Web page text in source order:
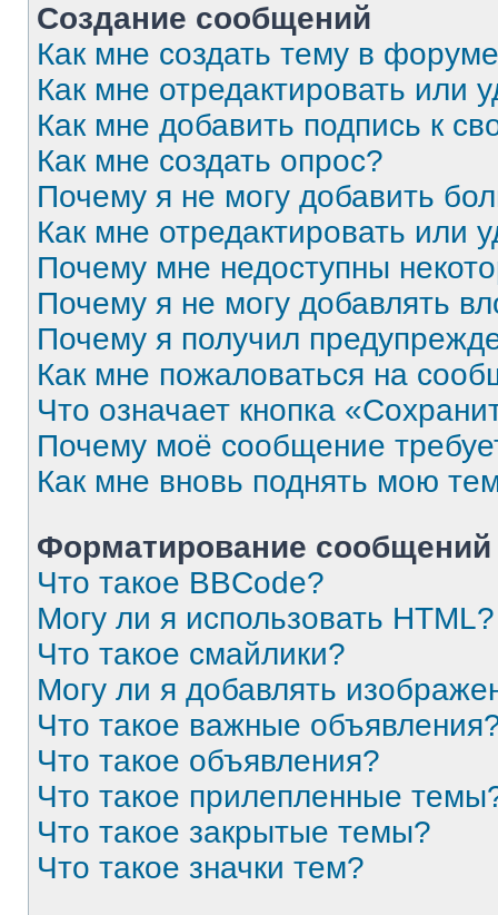
Создание сообщений
Как мне создать тему в
Как мне отредактировать или
Как мне добавить подпись к
Как мне создать опрос?
Почему я не могу добавить
Как мне отредактировать или
Почему мне недоступны
Почему я не могу добавлять
Почему я получил
Как мне пожаловаться на
Что означает кнопка
Почему моё сообщение
Как мне вновь поднять мою
Форматирование
Что такое BBCode?
Могу ли я использовать HTML?
Что такое смайлики?
Могу ли я добавлять
Что такое важные
Что такое объявления?
Что такое прилепленные
Что такое закрытые темы?
Что такое значки тем?